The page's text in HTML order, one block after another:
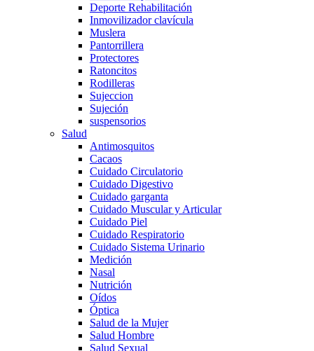
Deporte Rehabilitación
Inmovilizador clavícula
Muslera
Pantorrillera
Protectores
Ratoncitos
Rodilleras
Sujeccion
Sujeción
suspensorios
Salud
Antimosquitos
Cacaos
Cuidado Circulatorio
Cuidado Digestivo
Cuidado garganta
Cuidado Muscular y Articular
Cuidado Piel
Cuidado Respiratorio
Cuidado Sistema Urinario
Medición
Nasal
Nutrición
Oídos
Óptica
Salud de la Mujer
Salud Hombre
Salud Sexual